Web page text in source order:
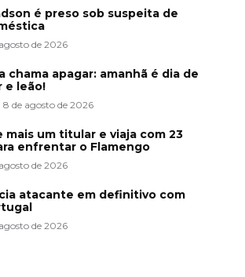
é preso sob suspeita de
de 2026
chama apagar: amanhã é dia de
e leão!
8 de agosto de 2026
mais um titular e viaja com 23
enfrentar o Flamengo
de 2026
atacante em definitivo com
de 2026